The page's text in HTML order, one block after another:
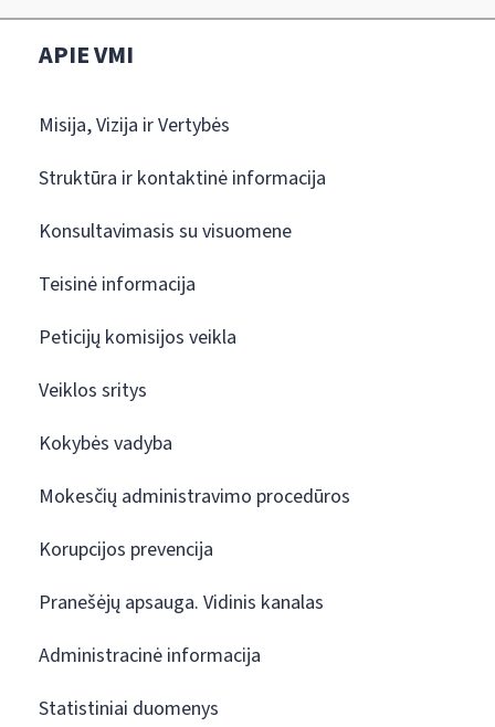
APIE VMI
Misija, Vizija ir Vertybės
Struktūra ir kontaktinė informacija
Konsultavimasis su visuomene
Teisinė informacija
Peticijų komisijos veikla
Veiklos sritys
Kokybės vadyba
Mokesčių administravimo procedūros
Korupcijos prevencija
Pranešėjų apsauga. Vidinis kanalas
Administracinė informacija
Statistiniai duomenys